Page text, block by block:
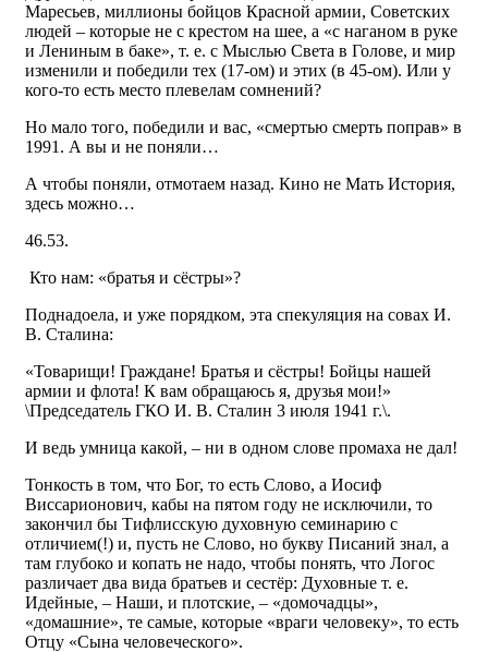
Маресьев, миллионы бойцов Красной армии, Советских
людей – которые не с крестом на шее, а «с наганом в руке
и Лениным в баке», т. е. с Мыслью Света в Голове, и мир
изменили и победили тех (17-ом) и этих (в 45-ом). Или у
кого-то есть место плевелам сомнений?
Но мало того, победили и вас, «смертью смерть поправ» в
1991. А вы и не поняли…
А чтобы поняли, отмотаем назад. Кино не Мать История,
здесь можно…
46.53.
Кто нам: «братья и сёстры»?
Поднадоела, и уже порядком, эта спекуляция на совах И.
В. Сталина:
«Товарищи! Граждане! Братья и сёстры! Бойцы нашей
армии и флота! К вам обращаюсь я, друзья мои!»
\Председатель ГКО И. В. Сталин 3 июля 1941 г.\.
И ведь умница какой, – ни в одном слове промаха не дал!
Тонкость в том, что Бог, то есть Слово, а Иосиф
Виссарионович, кабы на пятом году не исключили, то
закончил бы Тифлисскую духовную семинарию с
отличием(!) и, пусть не Слово, но букву Писаний знал, а
там глубоко и копать не надо, чтобы понять, что Логос
различает два вида братьев и сестёр: Духовные т. е.
Идейные, – Наши, и плотские, – «домочадцы»,
«домашние», те самые, которые «враги человеку», то есть
Отцу «Сына человеческого».